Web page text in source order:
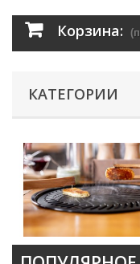
Корзина:
КАТЕГОРИИ